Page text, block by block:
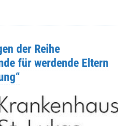
der Reihe
für werdende Eltern